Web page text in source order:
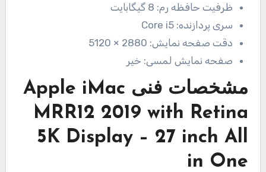
ظرفیت حافظه رم: 8 گیگابایت
سری پردازنده: Core i5
دقت صفحه نمایش: 2880 × 5120
صفحه نمایش لمسی: خیر
مشخصات فنی Apple iMac
MRR12 2019 with Retina
5K Display – 27 inch All
in One